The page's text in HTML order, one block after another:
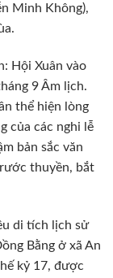
Minh Không),
Hội Xuân vào
9 Âm lịch.
thể hiện lòng
của các nghi lễ
bản sắc văn
thuyền, bắt
di tích lịch sử
Bằng ở xã An
kỷ 17, được